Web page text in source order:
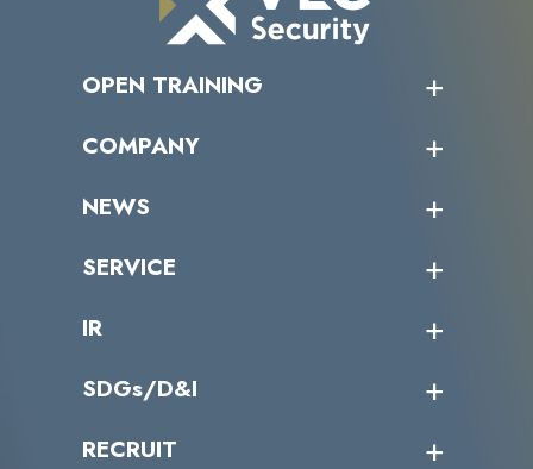
OPEN TRAINING
受講者の声
COMPANY
トップメッセージ
ミッション／ビジョン
パートナー企業一覧
NEWS
サイバーニュース
SERVICE
カテゴリー別サービス一覧
IR
IRカレンダー
IRライブラリー
SDGs/D&I
当グループのマテリアリティ
RECRUIT